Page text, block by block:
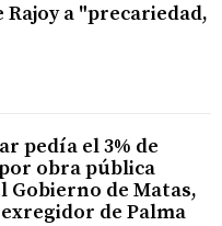
Rajoy a "precariedad,
pedía el 3% de
obra pública
Gobierno de Matas,
de Palma